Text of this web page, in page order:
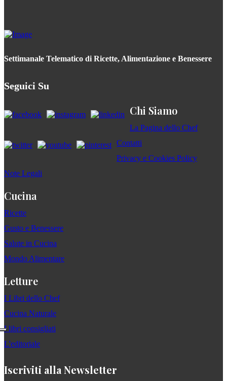
Settimanale Telematico di Ricette, Alimentazione e Benessere
Seguici Su
Chi Siamo
La Pagina dello Chef
Contatti
Privacy e Cookies Policy
Note Legali
Cucina
Ricette
Gusto e Benessere
Salute in Cucina
Mondo Alimentare
Letture
I Libri dello Chef
Cucina Naturale
I libri consigliati
L'editoriale
Iscriviti alla Newsletter